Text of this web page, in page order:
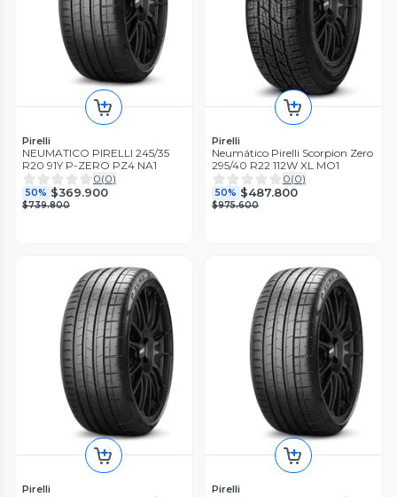
Pirelli
NEUMATICO PIRELLI 245/35
R20 91Y P-ZERO PZ4 NA1
0(0)
50% $369.900
$739.800
Pirelli
Neumático Pirelli Scorpion Zero
295/40 R22 112W XL MO1
0(0)
50% $487.800
$975.600
Pirelli Pirelli